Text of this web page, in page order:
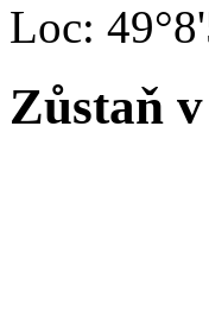
Loc:
Zůstaň